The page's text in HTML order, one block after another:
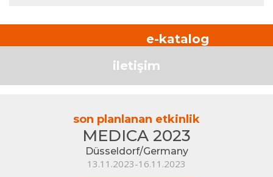
e-katalog
iletişim
son planlanan etkinlik
MEDICA 2023
Düsseldorf/Germany
13.11.2023-16.11.2023